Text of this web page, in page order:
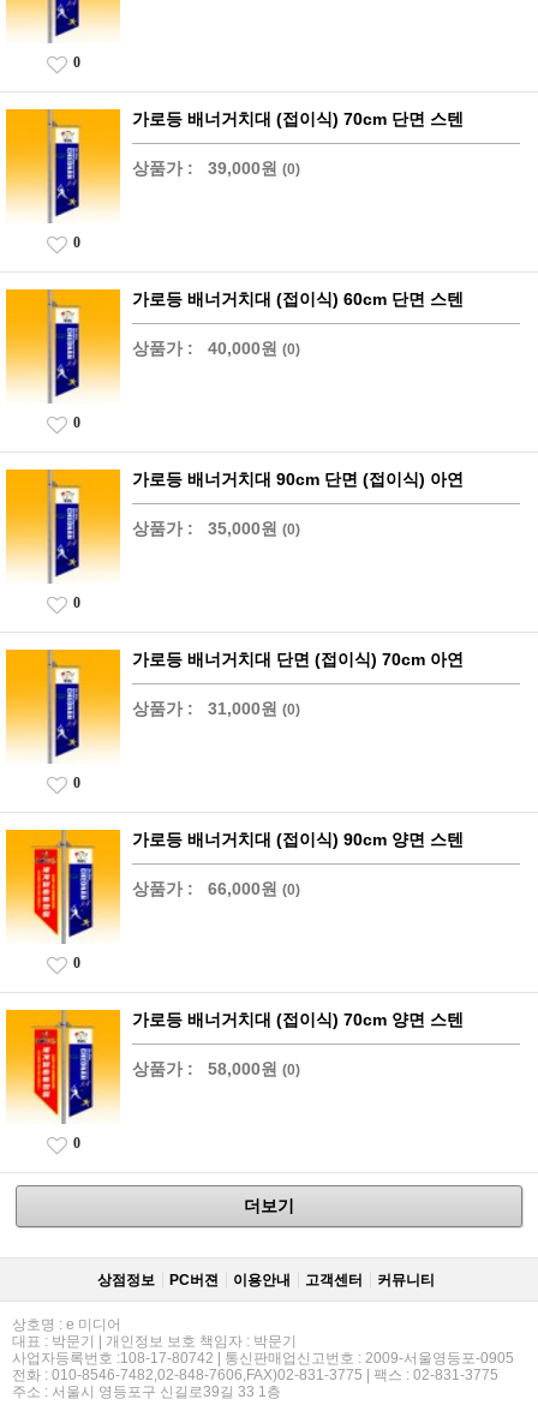
0
가로등 배너거치대 (접이식) 70cm 단면 스텐
상품가 : 39,000원 (0)
0
가로등 배너거치대 (접이식) 60cm 단면 스텐
상품가 : 40,000원 (0)
0
가로등 배너거치대 90cm 단면 (접이식) 아연
상품가 : 35,000원 (0)
0
가로등 배너거치대 단면 (접이식) 70cm 아연
상품가 : 31,000원 (0)
0
가로등 배너거치대 (접이식) 90cm 양면 스텐
상품가 : 66,000원 (0)
0
가로등 배너거치대 (접이식) 70cm 양면 스텐
상품가 : 58,000원 (0)
0
더보기
상점정보 PC버젼 이용안내 고객센터 커뮤니티
상호명 : e 미디어
대표 : 박문기 | 개인정보 보호 책임자 : 박문기
사업자등록번호 :108-17-80742 | 통신판매업신고번호 : 2009-서울영등포-0905
전화 : 010-8546-7482,02-848-7606,FAX)02-831-3775 | 팩스 : 02-831-3775
주소 : 서울시 영등포구 신길로39길 33 1층